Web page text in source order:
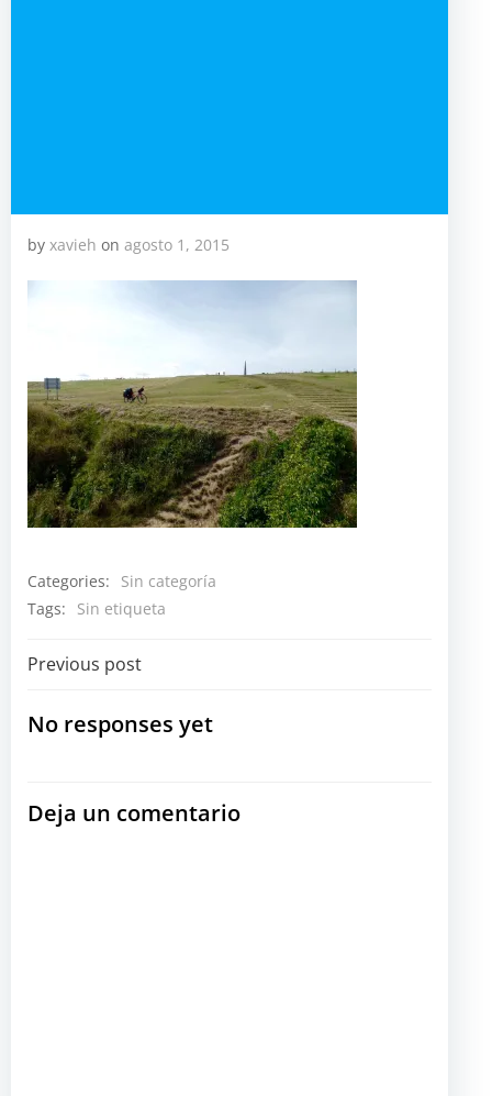
by xavieh on agosto 1, 2015
Categories:
Sin categoría
Tags:
Sin etiqueta
Navegación
por
entradas
Previous post
No responses yet
Deja un comentario